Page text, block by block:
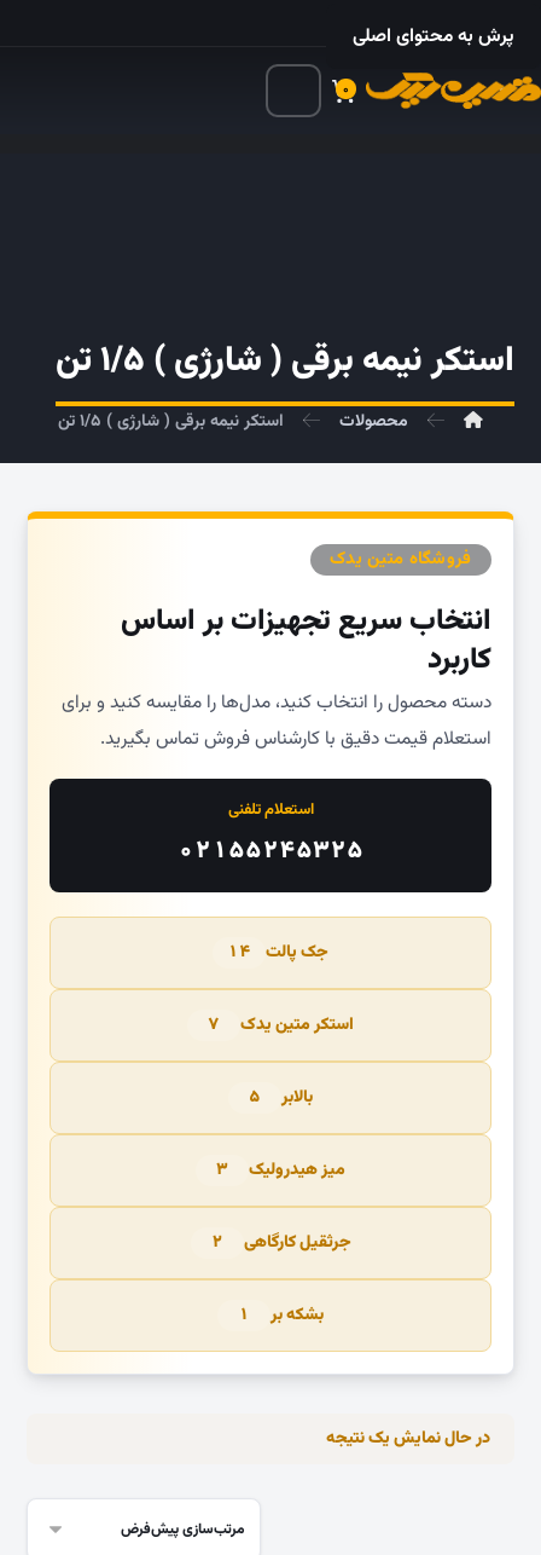
۰۲۱ – ۵۵۲۴ ۵۳۲۵
۰
پرش به محتوای اصلی
استکر نیمه برقی ( شارژی ) ۱/۵ تن
محصولات استکر نیمه برقی ( شارژی ) ۱/۵ تن
فروشگاه متین یدک
انتخاب سریع تجهیزات بر اساس
کاربرد
دسته محصول را انتخاب کنید، مدل‌ها را مقایسه کنید و برای
استعلام قیمت دقیق با کارشناس فروش تماس بگیرید.
استعلام تلفنی
۰۲۱۵۵۲۴۵۳۲۵
جک پالت ۱۴
استکر متین یدک ۷
بالابر ۵
میز هیدرولیک ۳
جرثقیل کارگاهی ۲
بشکه بر ۱
در حال نمایش یک نتیجه